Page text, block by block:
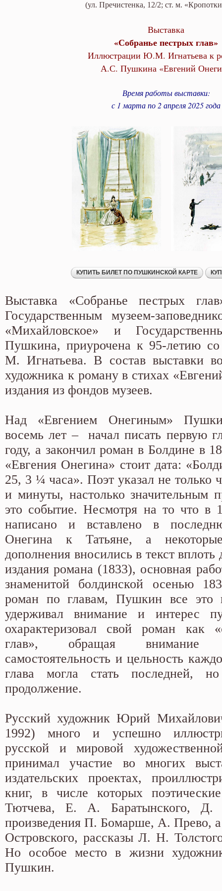
роману А.С. Пушкина
(ул. Пречистенка, 12/2; ст. м.
Выставка
«Собранье пестрых глав»
Иллюстрации Ю.М. Игнатьева к
А.С. Пушкина «Евгений
Время работы выставки:
с 1 марта по 2 апреля 2025 года
Выставка «Собранье пестрых
Государственным музеем-
«Михайловское» и
Пушкина, приурочена к 95-летию
М. Игнатьева. В состав выставки
художника к роману в стихах
издания из фондов музеев.
Над «Евгением Онегиным»
восемь лет – начал писать первую
году, а закончил роман в Болдине в
«Евгения Онегина» стоит дата:
25, 3 ¼ часа». Поэт указал не только
и минуты, настолько значительным
это событие. Несмотря на то что в
написано и вставлено в
Онегина к Татьяне, а
дополнения вносились в текст вплоть
издания романа (1833), основная
знаменитой болдинской осенью
роман по главам, Пушкин все это
удерживал внимание и интерес
охарактеризовал свой роман как
глав», обращая внимание
самостоятельность и цельность
глава могла стать последней,
продолжение.
Русский художник Юрий
1992) много и успешно
русской и мировой
принимал участие во многих
издательских проектах,
книг, в числе которых
Тютчева, Е. А. Баратынского, Д.
произведения П. Бомарше, А. Прево,
Островского, рассказы Л. Н.
Но особое место в жизни
Пушкин.